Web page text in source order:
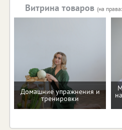
Витрина товаров (на
Домашние упражнения и
тренировки